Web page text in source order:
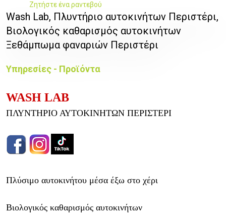
Ζητήστε ένα ραντεβού
Wash Lab, Πλυντήριο αυτοκινήτων Περιστέρι,
Βιολογικός καθαρισμός αυτοκινήτων
Ξεθάμπωμα φαναριών Περιστέρι
Υπηρεσίες - Προϊόντα
WASH LAB
ΠΛΥΝΤΗΡΙΟ ΑΥΤΟΚΙΝΗΤΩΝ ΠΕΡΙΣΤΕΡΙ
Πλύσιμο αυτοκινήτου μέσα έξω στο χέρι
Βιολογικός καθαρισμός αυτοκινήτων